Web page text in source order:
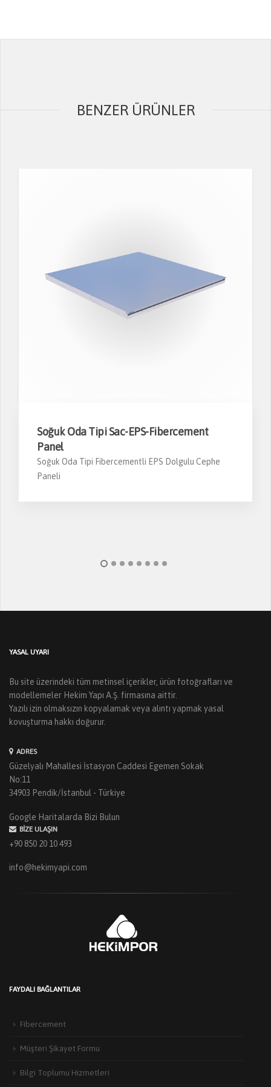
BENZER ÜRÜNLER
Soğuk Oda Tipi Sac-EPS-Fibercement
Panel
Soğuk Oda Tipi Fibercementli EPS Dolgulu Cephe
Paneli
YASAL UYARI
Bu site üzerindeki tüm metinsel içerikler, ürün fotoğrafları ve
modellemeler Hekim Yapı A.Ş. firmasına aittir.
Yazılı izin olmaksızın kopyalamak veya alıntı yapmak yasal
kovuşturma hakkı doğurur.
ADRES
Güzelyalı Mahallesi İstasyon Caddesi Egemen Sokak
No:11
34903 Pendik/İstanbul - Türkiye
Google Haritalarda Bizi Bulun
BIZE ULAŞIN
+90 850 20 10 493
info@hekimyapi.com
FAYDALI BAĞLANTILAR
Fibercement
Müşteri Şikayet Formu
Bilgi Toplumu Hizmetleri